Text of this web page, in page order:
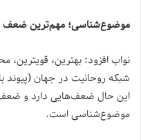
موضوع‌شناسی؛ مهم‌ترین ضعف
نواب افزود: بهترین، قویترین،
شبکه روحانیت در جهان (پیوند
این حال ضعف‌هایی دارد و
موضوع‌شناسی است.